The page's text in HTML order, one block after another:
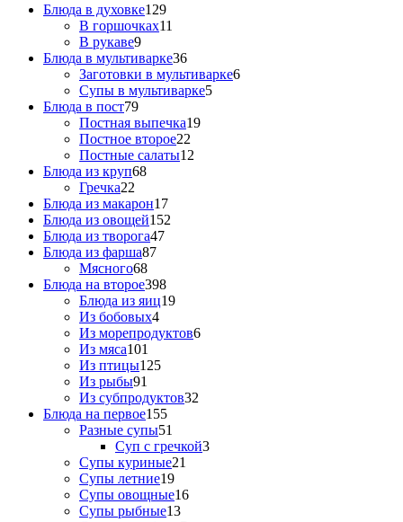
Блюда в духовке129
В горшочках11
В рукаве9
Блюда в мультиварке36
Заготовки в мультиварке6
Супы в мультиварке5
Блюда в пост79
Постная выпечка19
Постное второе22
Постные салаты12
Блюда из круп68
Гречка22
Блюда из макарон17
Блюда из овощей152
Блюда из творога47
Блюда из фарша87
Мясного68
Блюда на второе398
Блюда из яиц19
Из бобовых4
Из морепродуктов6
Из мяса101
Из птицы125
Из рыбы91
Из субпродуктов32
Блюда на первое155
Разные супы51
Суп с гречкой3
Супы куриные21
Супы летние19
Супы овощные16
Супы рыбные13